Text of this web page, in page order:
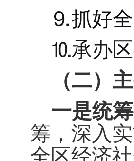
⒐抓好全
⒑承办区
（二）
一是统
筹，深入
全区经济